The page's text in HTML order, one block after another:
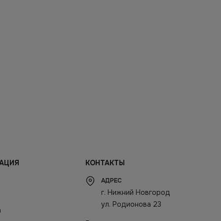
КОНТАКТЫ
АДРЕС
г. Нижний Новгород
ул. Родионова 23